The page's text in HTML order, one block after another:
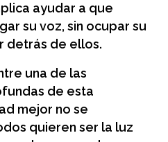
ayudar a que
su voz, sin ocupar su
detrás de ellos.
una de las
de esta
mejor no se
quieren ser la luz